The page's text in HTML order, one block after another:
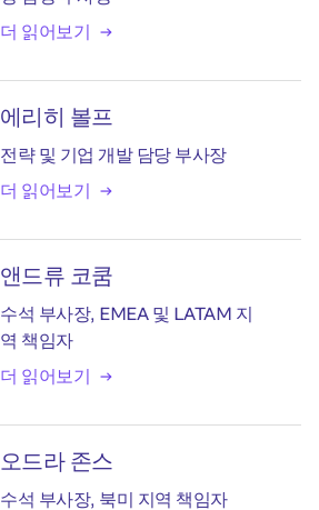
더 읽어보기
에리히 볼프
전략 및 기업 개발 담당 부사장
더 읽어보기
앤드류 코쿰
수석 부사장, EMEA 및 LATAM 지
역 책임자
더 읽어보기
오드라 존스
수석 부사장, 북미 지역 책임자